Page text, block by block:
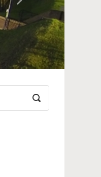
Volgende